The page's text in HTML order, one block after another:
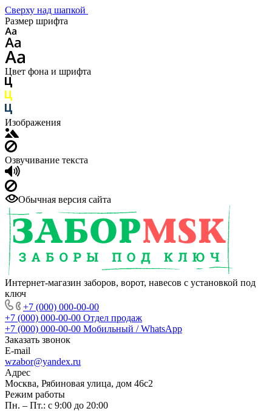
Сверху над шапкой
Размер шрифта
Цвет фона и шрифта
Изображения
Озвучивание текста
Обычная версия сайта
Интернет-магазин заборов, ворот, навесов с установкой под
ключ
+7 (000) 000-00-00
+7 (000) 000-00-00 Отдел продаж
+7 (000) 000-00-00 Мобильный / WhatsApp
Заказать звонок
E-mail
wzabor@yandex.ru
Адрес
Москва, Рябиновая улица, дом 46с2
Режим работы
Пн. – Пт.: с 9:00 до 20:00